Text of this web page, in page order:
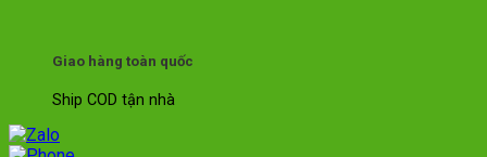
Giao hàng toàn quốc
Ship COD tận nhà